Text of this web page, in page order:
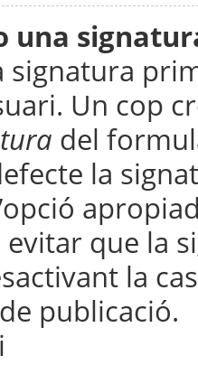
una
signatura
Un cop
del
la
que la
la
publicació.